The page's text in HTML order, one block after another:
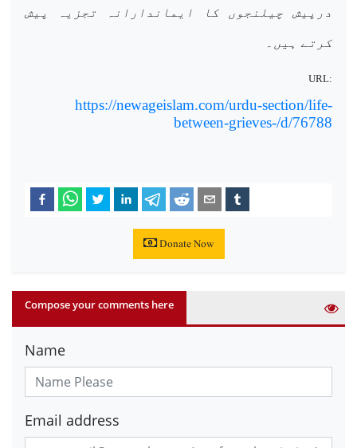
درپیش چیلنجوں کا ایماندارانہ تجزیہ پیش
کرتے ہیں۔
URL:
https://newageislam.com/urdu-section/life-
between-grieves-/d/76788
Donate Now
Compose your comments here
Name
Email address